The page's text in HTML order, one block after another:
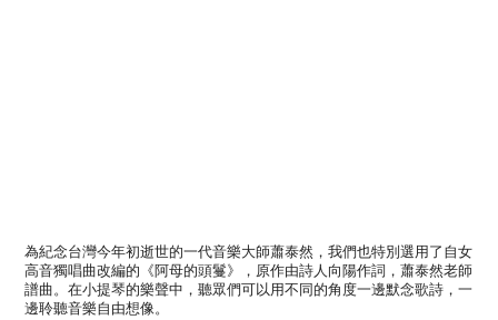
為紀念台灣今年初逝世的一代音樂大師蕭泰然，我們也特別選用了自女
高音獨唱曲改編的《阿母的頭鬘》
， 原作由詩人向陽作詞，蕭泰然老師
譜曲。在小提琴的樂聲中，聽眾們可以用不同的角度一邊默念歌詩，一
邊聆聽音樂自由想像。